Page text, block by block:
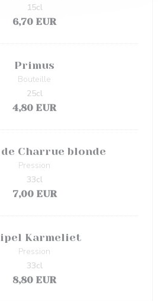
6,70 EUR
15cl
Primus
Bouteille
4,80 EUR
25cl
de Charrue blonde
Pression
7,00 EUR
33cl
Karmeliet
Pression
8,80 EUR
33cl